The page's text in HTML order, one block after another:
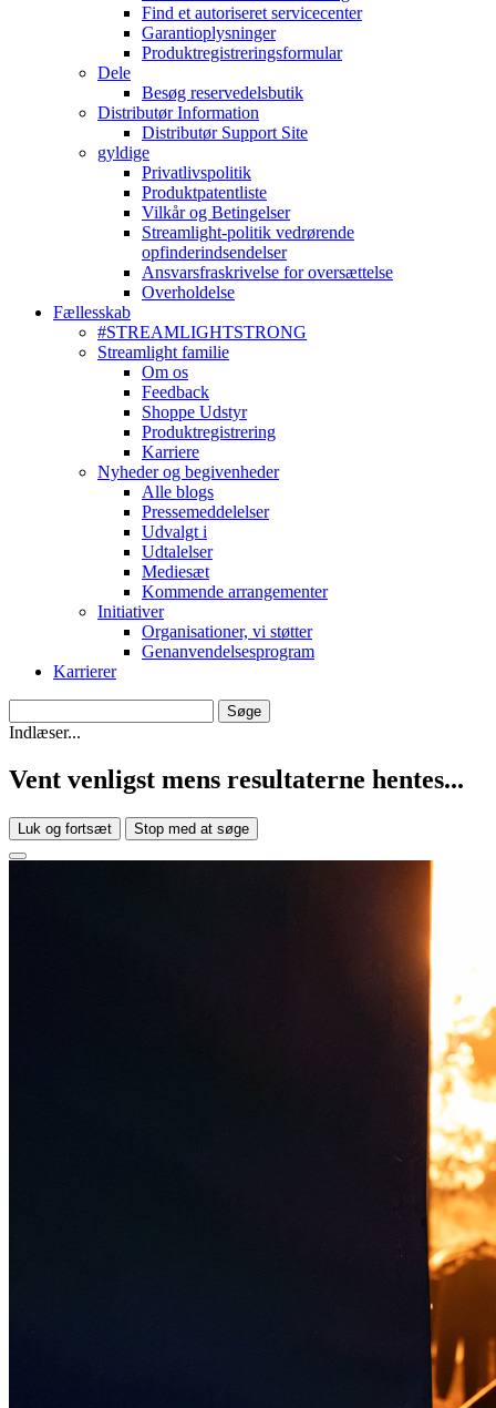
Find et autoriseret servicecenter
Garantioplysninger
Produktregistreringsformular
Dele
Besøg reservedelsbutik
Distributør Information
Distributør Support Site
gyldige
Privatlivspolitik
Produktpatentliste
Vilkår og Betingelser
Streamlight-politik vedrørende
opfinderindsendelser
Ansvarsfraskrivelse for oversættelse
Overholdelse
Fællesskab
#STREAMLIGHTSTRONG
Streamlight familie
Om os
Feedback
Shoppe Udstyr
Produktregistrering
Karriere
Nyheder og begivenheder
Alle blogs
Pressemeddelelser
Udvalgt i
Udtalelser
Mediesæt
Kommende arrangementer
Initiativer
Organisationer, vi støtter
Genanvendelsesprogram
Karrierer
Indlæser...
Vent venligst mens resultaterne hentes...
Luk og fortsæt Stop med at søge